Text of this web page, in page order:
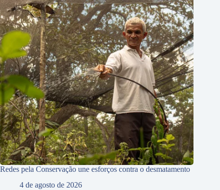
Redes pela Conservação une esforços contra o desmatamento
4 de agosto de 2026